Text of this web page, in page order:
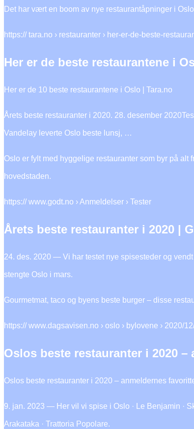
Det har vært en boom av nye restaurantåpninger i
https:// tara.no › restauranter › her-er-de-beste-
Her er de beste restaurantene i
Her er de 10 beste restaurantene i Oslo | Tara.no
Årets beste restauranter i 2020. 28. desember
Vandelay leverte Oslo beste lunsj, …
Oslo er fylt med hyggelige restauranter som byr på
hovedstaden.
https:// www.godt.no › Anmeldelser › Tester
Årets beste restauranter i 2020 |
24. des. 2020 — Vi har testet nye spisesteder og
stengte Oslo i mars.
Gourmetmat, taco og byens beste burger – disse
https:// www.dagsavisen.no › oslo › bylovene › 2020/
Oslos beste restauranter i 2020
Oslos beste restauranter i 2020 – anmeldernes
9. jan. 2023 — Her vil vi spise i Oslo · Le Benjamin ·
Arakataka · Trattoria Popolare.